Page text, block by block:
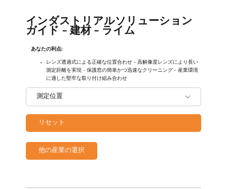
インダストリアルソリューション
ガイド - 建材 - ライム
あなたの利点:
レンズ透過式による正確な位置合わせ - 高解像度レンズにより長い
測定距離を実現 - 保護窓の簡単かつ迅速なクリーニング - 産業環境
に適した堅牢な取り付け組み合わせ
測定位置
リセット
他の産業の選択